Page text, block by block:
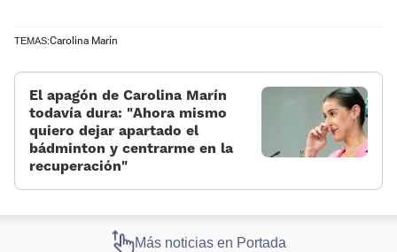
TEMAS:Carolina Marín
El apagón de Carolina Marín
todavía dura: «Ahora mismo
quiero dejar apartado el
bádminton y centrarme en la
recuperación»
Más noticias en Portada